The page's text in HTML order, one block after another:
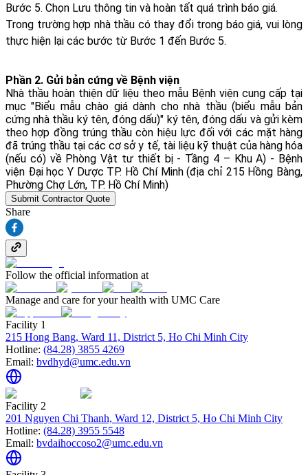
Bước 5. Chọn Lưu thông tin và hoàn tất quá trình báo giá.
Trong trường hợp nhà thầu có thay đổi trong báo giá, vui lòng
thực hiện lại các bước từ Bước 1 đến Bước 5.
Phần 2. Gửi bản cứng về Bệnh viện
Nhà thầu hoàn thiện dữ liệu theo mẫu Bệnh viện cung cấp tại
mục "Biểu mẫu chào giá dành cho nhà thầu (biểu mẫu bản
cứng nhà thầu ký tên, đóng dấu)" ký tên, đóng dấu và gửi kèm
theo hợp đồng trúng thầu còn hiệu lực đối với các mặt hàng
đã trúng thầu tại các cơ sở y tế, tài liệu kỹ thuật của hàng hóa
(nếu có) về Phòng Vật tư thiết bị - Tầng 4 – Khu A) - Bệnh
viện Đại học Y Dược TP. Hồ Chí Minh (địa chỉ 215 Hồng Bàng,
Phường Chợ Lớn, TP. Hồ Chí Minh)
Submit Contractor Quote
Share
Follow the official information at
Manage and care for your health with UMC Care
Facility 1
215 Hong Bang, Ward 11, District 5, Ho Chi Minh City
Hotline: (84.28) 3855 4269
Email: bvdhyd@umc.edu.vn
Facility 2
201 Nguyen Chi Thanh, Ward 12, District 5, Ho Chi Minh City
Hotline: (84.28) 3955 5548
Email: bvdaihoccoso2@umc.edu.vn